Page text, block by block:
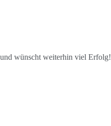
wünscht weiterhin viel Erfolg!